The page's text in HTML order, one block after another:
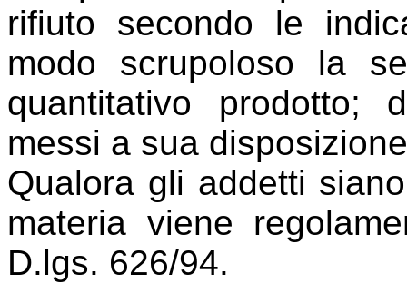
rifiuto secondo le
modo scrupoloso la
quantitativo prodotto;
messi a sua
Qualora gli addetti
materia viene
D.lgs. 626/94.